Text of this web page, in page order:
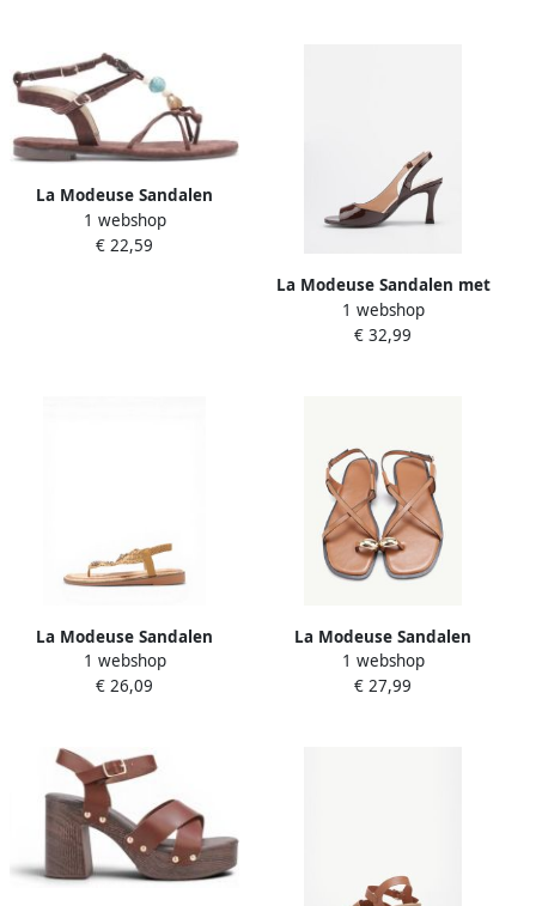
La Modeuse Sandalen
78395_P186715
1 webshop
€ 22,59
La Modeuse Sandalen met
hakken 78932_P187954
1 webshop
€ 32,99
La Modeuse Sandalen
78156_P185824
1 webshop
€ 26,09
La Modeuse Sandalen
77963_P185034
1 webshop
€ 27,99